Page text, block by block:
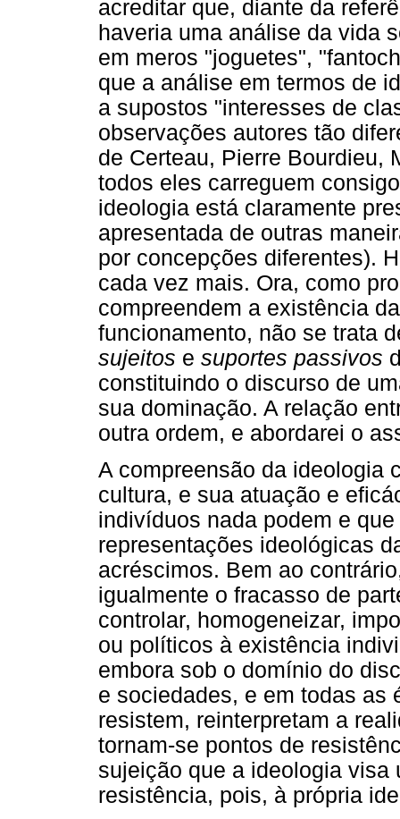
acreditar que, diante da
haveria uma análise da vida
em meros "joguetes",
que a análise em termos de
a supostos "interesses de
observações autores tão
de Certeau, Pierre Bourdieu,
todos eles carreguem
ideologia está claramente
apresentada de outras
por concepções diferentes).
cada vez mais. Ora, como
compreendem a existência
funcionamento, não se trata
sujeitos e suportes passivos
constituindo o discurso de
sua dominação. A relação
outra ordem, e abordarei o
A compreensão da ideologia
cultura, e sua atuação e
indivíduos nada podem e
representações ideológicas
acréscimos. Bem ao
igualmente o fracasso de
controlar, homogeneizar,
ou políticos à existência
embora sob o domínio do
e sociedades, e em todas as
resistem, reinterpretam a
tornam-se pontos de
sujeição que a ideologia visa
resistência, pois, à própria